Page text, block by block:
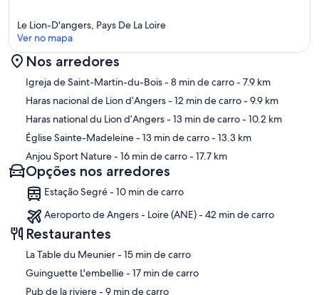
Mapa
Le Lion-D'angers, Pays De La Loire
Ver no mapa
Nos arredores
Igreja de Saint-Martin-du-Bois- 8 min de carro- 7.9 km
Haras nacional de Lion d’Angers- 12 min de carro- 9.9 km
Haras national du Lion d’Angers- 13 min de carro- 10.2 km
Église Sainte-Madeleine- 13 min de carro- 13.3 km
Anjou Sport Nature- 16 min de carro- 17.7 km
Opções nos arredores
Estação Segré - 10 min de carro
Aeroporto de Angers - Loire (ANE) - 42 min de carro
Restaurantes
‪La Table du Meunier - ‬15 min de carro
‪Guinguette L'embellie - ‬17 min de carro
‪Pub de la riviere - ‬9 min de carro